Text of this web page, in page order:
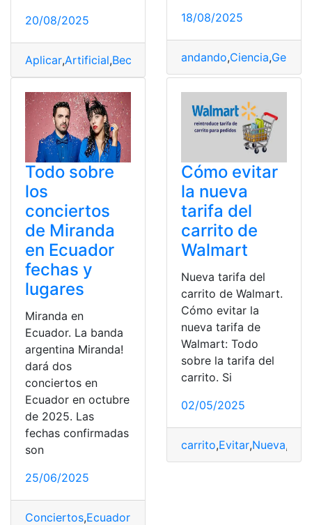
20/08/2025
Aplicar,Artificial,Becas Inteligencia,todo
18/08/2025
andando,Ciencia,
Todo sobre
los
conciertos
de Miranda
en Ecuador
fechas y
lugares
Miranda en
Ecuador. La banda
argentina Miranda!
dará dos
conciertos en
Ecuador en octubre
de 2025. Las
fechas confirmadas
son
25/06/2025
Conciertos,Ecuador
Cómo evitar
la nueva
tarifa del
carrito de
Walmart
Nueva tarifa del
carrito de Walmart.
Cómo evitar la
nueva tarifa de
Walmart: Todo
sobre la tarifa del
carrito. Si
02/05/2025
carrito,Evitar,Nueva,